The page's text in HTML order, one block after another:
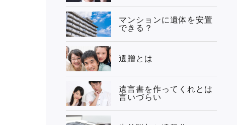
マンションに遺体を安置
できる？
遺贈とは
遺言書を作ってくれとは
言いづらい